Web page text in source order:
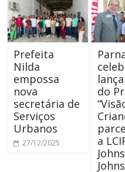
Prefeita
Nilda
empossa
nova
secretária de
Serviços
Urbanos
27/12/2025
do
a